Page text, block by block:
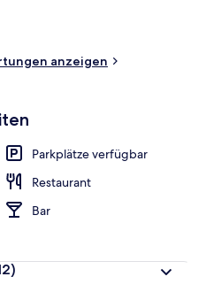
sind es nur wenige
3 Minuten.
anzeigen
Parkplätze verfügbar
Restaurant
Bar